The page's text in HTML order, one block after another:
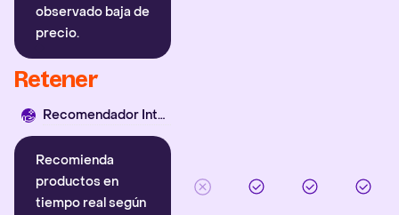
observado baja de
precio.
Retener
Recomendador Inteligente
Recomienda
productos en
tiempo real según